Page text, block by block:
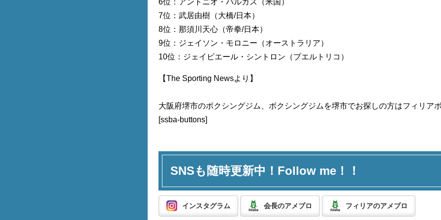
6位：アントニオ・バルガス（米国）
7位：武居由樹（大橋/日本）
8位：那須川天心（帝拳/日本）
9位：ジェイソン・モロニー（オーストラリア）
10位：ジェイビエール・シントロン（プエルトリコ）
【The Sporting Newsより】
大阪府堺市のボクシングジム、ボクシングジムを堺市でお探しの方はフィリア
[ssba-buttons]
SNSも随時更新中！Follow me！！
インスタグラム 会長のアメブロ フィリアのアメブロ